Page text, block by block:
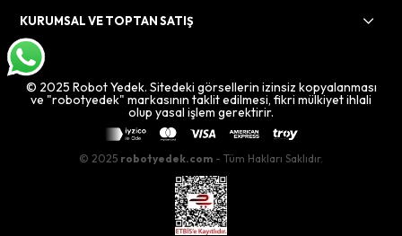
KURUMSAL VE TOPTAN SATIŞ
© 2025 Robot Yedek. Sitedeki görsellerin izinsiz kopyalanması
ve "robotyedek" markasının taklit edilmesi, fikri mülkiyet ihlali
olup yasal işlem gerektirir.
© 2025 robotyedek.com - Tüm Hakları Saklıdır.